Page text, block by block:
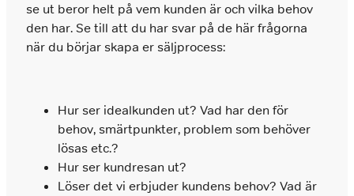
se ut beror helt på vem kunden är och vilka behov
den har. Se till att du har svar på de här frågorna
när du börjar skapa er säljprocess:
Hur ser idealkunden ut? Vad har den för
behov, smärtpunkter, problem som behöver
lösas etc.?
Hur ser kundresan ut?
Löser det vi erbjuder kundens behov? Vad är